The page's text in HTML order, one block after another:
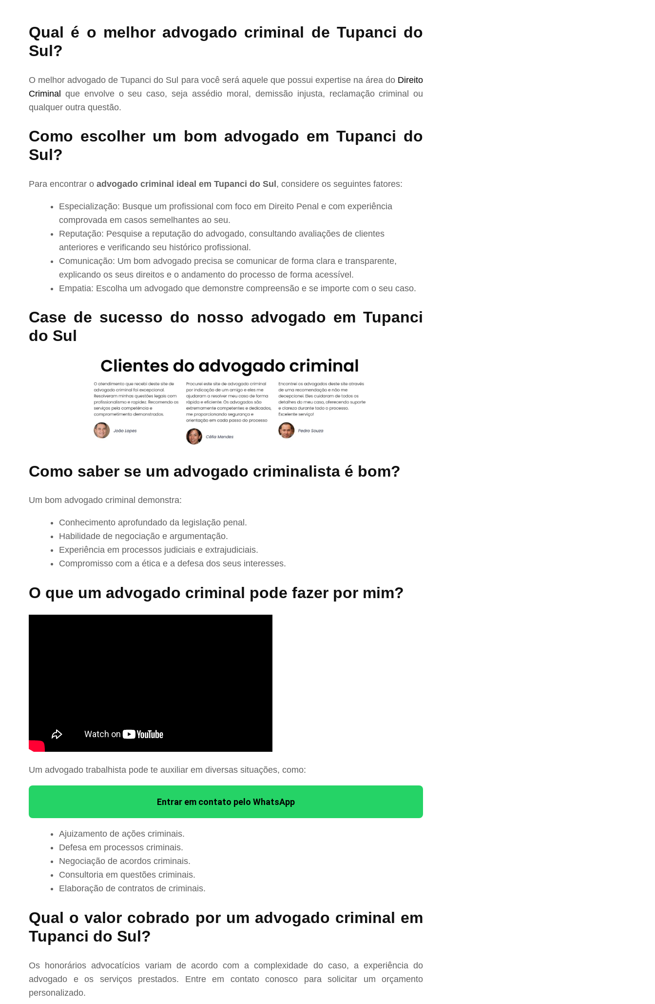
Qual é o melhor advogado criminal de Tupanci do
Sul?
O melhor advogado de Tupanci do Sul para você será aquele que possui expertise na área do Direito
Criminal que envolve o seu caso, seja assédio moral, demissão injusta, reclamação criminal ou
qualquer outra questão.
Como escolher um bom advogado em Tupanci do
Sul?
Para encontrar o advogado criminal ideal em Tupanci do Sul, considere os seguintes fatores:
Especialização: Busque um profissional com foco em Direito Penal e com experiência
comprovada em casos semelhantes ao seu.
Reputação: Pesquise a reputação do advogado, consultando avaliações de clientes
anteriores e verificando seu histórico profissional.
Comunicação: Um bom advogado precisa se comunicar de forma clara e transparente,
explicando os seus direitos e o andamento do processo de forma acessível.
Empatia: Escolha um advogado que demonstre compreensão e se importe com o seu caso.
Case de sucesso do nosso advogado em Tupanci
do Sul
Como saber se um advogado criminalista é bom?
Um bom advogado criminal demonstra:
Conhecimento aprofundado da legislação penal.
Habilidade de negociação e argumentação.
Experiência em processos judiciais e extrajudiciais.
Compromisso com a ética e a defesa dos seus interesses.
O que um advogado criminal pode fazer por mim?
Um advogado trabalhista pode te auxiliar em diversas situações, como:
Entrar em contato pelo WhatsApp
Ajuizamento de ações criminais.
Defesa em processos criminais.
Negociação de acordos criminais.
Consultoria em questões criminais.
Elaboração de contratos de criminais.
Qual o valor cobrado por um advogado criminal em
Tupanci do Sul?
Os honorários advocatícios variam de acordo com a complexidade do caso, a experiência do
advogado e os serviços prestados. Entre em contato conosco para solicitar um orçamento
personalizado.